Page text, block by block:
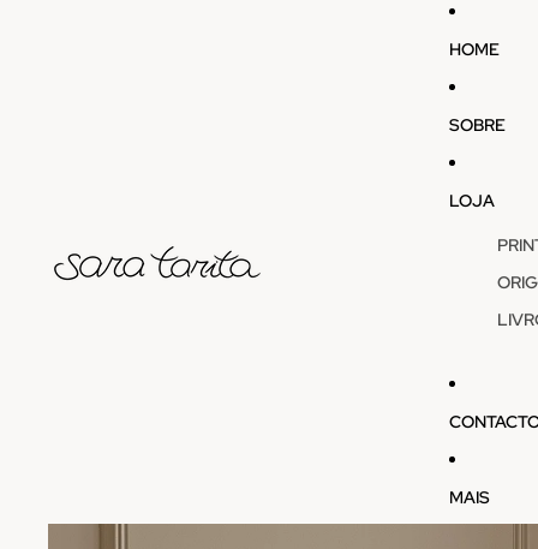
HOME
SOBRE
LOJA
MAIS